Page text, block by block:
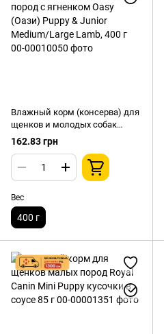
Влажный корм (консерва) для
щенков и молодых собак
средних и крупных пород с
ягненком Oasy (Оази) Puppy &
Junior Medium/Large Lamb, 400 г
162.83 грн
Вес
400 г